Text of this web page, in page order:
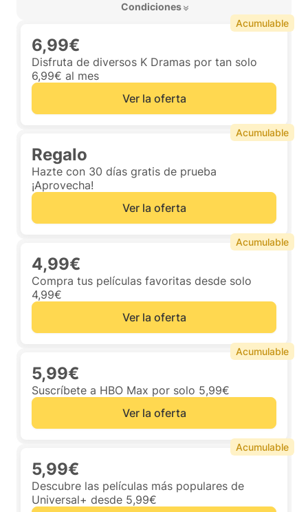
Condiciones
6,99€
Disfruta de diversos K Dramas por tan solo
6,99€ al mes
Ver la oferta
Acumulable
Regalo
Hazte con 30 días gratis de prueba
¡Aprovecha!
Ver la oferta
Acumulable
4,99€
Compra tus películas favoritas desde solo
4,99€
Ver la oferta
Acumulable
5,99€
Suscríbete a HBO Max por solo 5,99€
Ver la oferta
Acumulable
5,99€
Descubre las películas más populares de
Universal+ desde 5,99€
Acumulable